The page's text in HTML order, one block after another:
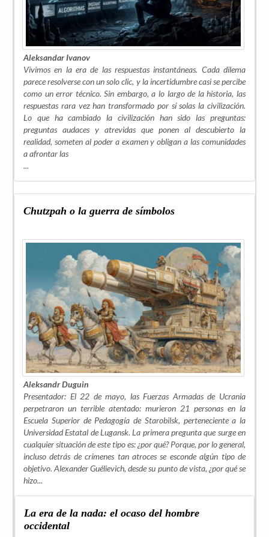
Aleksandar Ivanov
Vivimos en la era de las respuestas instantáneas. Cada dilema
parece resolverse con un solo clic, y la incertidumbre casi se percibe
como un error técnico. Sin embargo, a lo largo de la historia, las
respuestas rara vez han transformado por sí solas la civilización.
Lo que ha cambiado la civilización han sido las preguntas:
preguntas audaces y atrevidas que ponen al descubierto la
realidad, someten al poder a examen y obligan a las comunidades
a afrontar las
...
Chutzpah o la guerra de símbolos
Aleksandr Duguin
Presentador: El 22 de mayo, las Fuerzas Armadas de Ucrania
perpetraron un terrible atentado: murieron 21 personas en la
Escuela Superior de Pedagogía de Starobilsk, perteneciente a la
Universidad Estatal de Lugansk. La primera pregunta que surge en
cualquier situación de este tipo es: ¿por qué? Porque, por lo general,
incluso detrás de crímenes tan atroces se esconde algún tipo de
objetivo. Alexander Guélievich, desde su punto de vista, ¿por qué se
hizo...
La era de la nada: el ocaso del hombre
occidental